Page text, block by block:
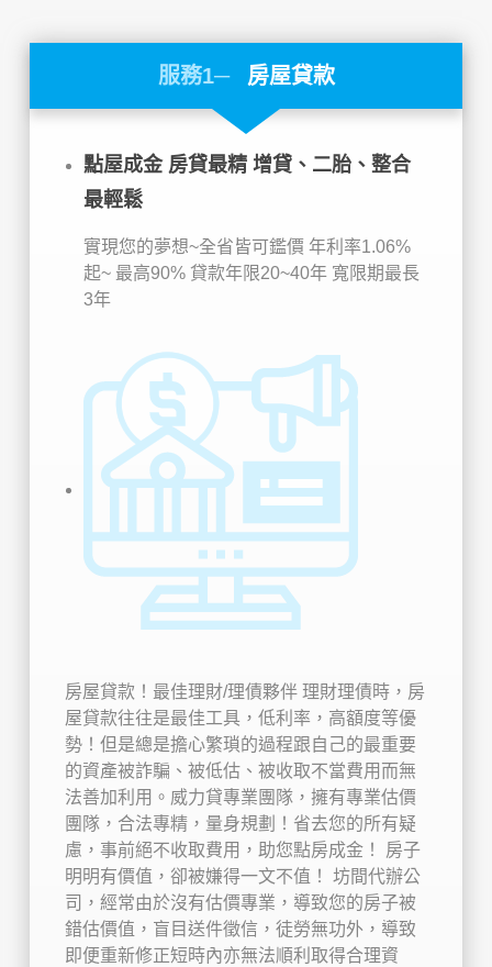
服務1─ 房屋貸款
點屋成金 房貸最精 增貸、二胎、整合
最輕鬆
實現您的夢想~全省皆可鑑價 年利率1.06%
起~最高90%貸款年限20~40年寬限期最長
3年
房屋貸款！最佳理財/理債夥伴 理財理債時，房
屋貸款往往是最佳工具，低利率，高額度等優
勢！但是總是擔心繁瑣的過程跟自己的最重要
的資產被詐騙、被低估、被收取不當費用而無
法善加利用。威力貸專業團隊，擁有專業估價
團隊，合法專精，量身規劃！省去您的所有疑
慮，事前絕不收取費用，助您點房成金！
房子
明明有價值，卻被嫌得一文不值！ 坊間代辦公
司，經常由於沒有估價專業，導致您的房子被
錯估價值，盲目送件徵信，徒勞無功外，導致
即便重新修正短時內亦無法順利取得合理資